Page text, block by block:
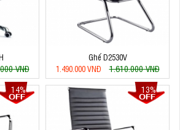
VNĐ
Ghế D2530V
1.490.000 VNĐ
1.610.000 VNĐ
14%
13%